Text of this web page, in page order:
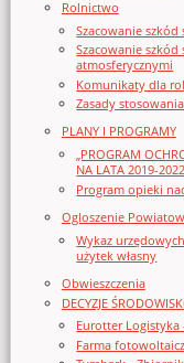
Rolnictwo
Szacowanie
Szacowanie
atmosferycznymi
Komunikaty dla
Zasady
PLANY I PROGRAMY
„PROGRAM
NA LATA 2019-
Program opieki
Ogloszenie
Wykaz
użytek własny
Obwieszczenia
DECYZJE
Eurotter Logistyka
Farma